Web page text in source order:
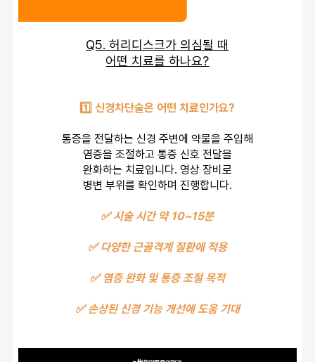
Q5. 허리디스크가 의심될 때
어떤 치료를 하나요?
1️⃣ 신경차단술은 어떤 치료인가요?
통증을 전달하는 신경 주변에 약물을 주입해
염증을 조절하고 통증 신호 전달을
완화하는 치료입니다. 영상 장비로
병변 부위를 확인하며 진행합니다.
✅ 시술 시간 약 10~15분
✅ 다양한 근골격계 질환에 적용
✅ 염증 완화 및 통증 조절 목적
✅ 손상된 신경 기능 개선에 도움 기대